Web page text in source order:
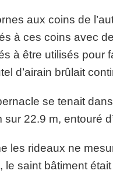
aux coins de
à ces coins avec
à être utilisés pour
d’airain brûlait
se tenait
sur 22.9 m, entouré
les rideaux ne
le saint bâtiment